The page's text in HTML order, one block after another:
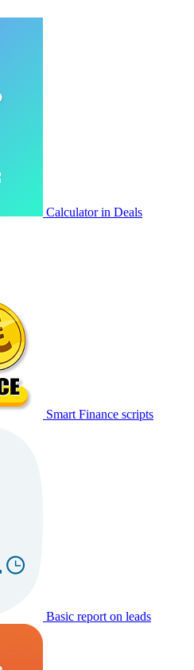
Calculator in Deals
Smart Finance scripts
Basic report on leads